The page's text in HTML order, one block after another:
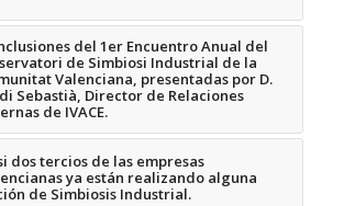
del 1er Encuentro Anual del
de Simbiosi Industrial de la
Valenciana, presentadas por D.
Sebastià, Director de Relaciones
de IVACE.
dos tercios de las empresas
ya están realizando alguna
de Simbiosis Industrial.